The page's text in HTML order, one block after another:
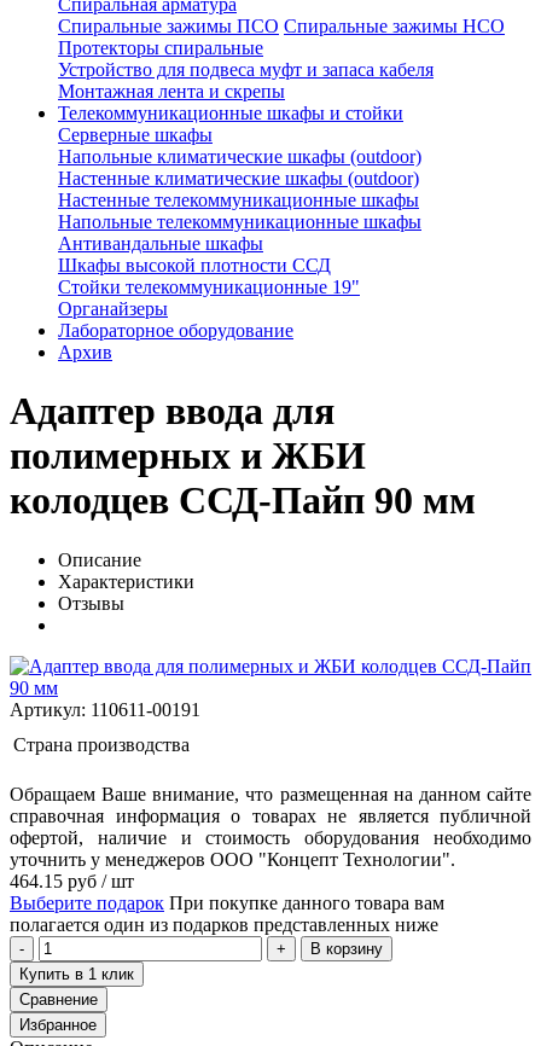
Спиральные зажимы ПСО Спиральные зажимы НСО
Протекторы спиральные
Устройство для подвеса муфт и запаса кабеля
Монтажная лента и скрепы
Телекоммуникационные шкафы и стойки
Серверные шкафы
Напольные климатические шкафы (outdoor)
Настенные климатические шкафы (outdoor)
Настенные телекоммуникационные шкафы
Напольные телекоммуникационные шкафы
Антивандальные шкафы
Шкафы высокой плотности ССД
Стойки телекоммуникационные 19"
Органайзеры
Лабораторное оборудование
Архив
Адаптер ввода для
полимерных и ЖБИ
колодцев ССД-Пайп 90 мм
Описание
Характеристики
Отзывы
Артикул: 110611-00191
Страна производства
Обращаем Ваше внимание, что размещенная на данном сайте
справочная информация о товарах не является публичной
офертой, наличие и стоимость оборудования необходимо
уточнить у менеджеров ООО "Концепт Технологии".
464.15 руб / шт
Выберите подарок При покупке данного товара вам
полагается один из подарков представленных ниже
В корзину
Купить в 1 клик
Сравнение
Избранное